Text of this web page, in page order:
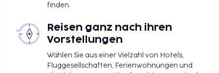
finden.
Reisen ganz nach ihren
Vorstellungen
Wählen Sie aus einer Vielzahl von Hotels,
Fluggesellschaften, Ferienwohnungen und